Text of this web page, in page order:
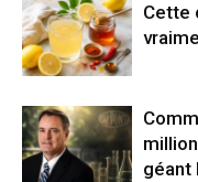
Cette
géant